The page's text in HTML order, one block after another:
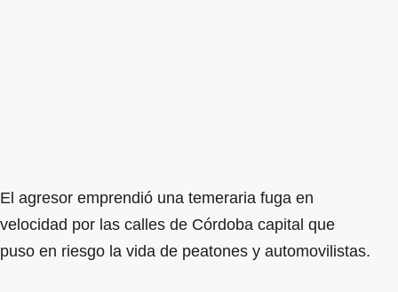
El agresor emprendió una temeraria fuga en
velocidad por las calles de Córdoba capital que
puso en riesgo la vida de peatones y automovilistas.